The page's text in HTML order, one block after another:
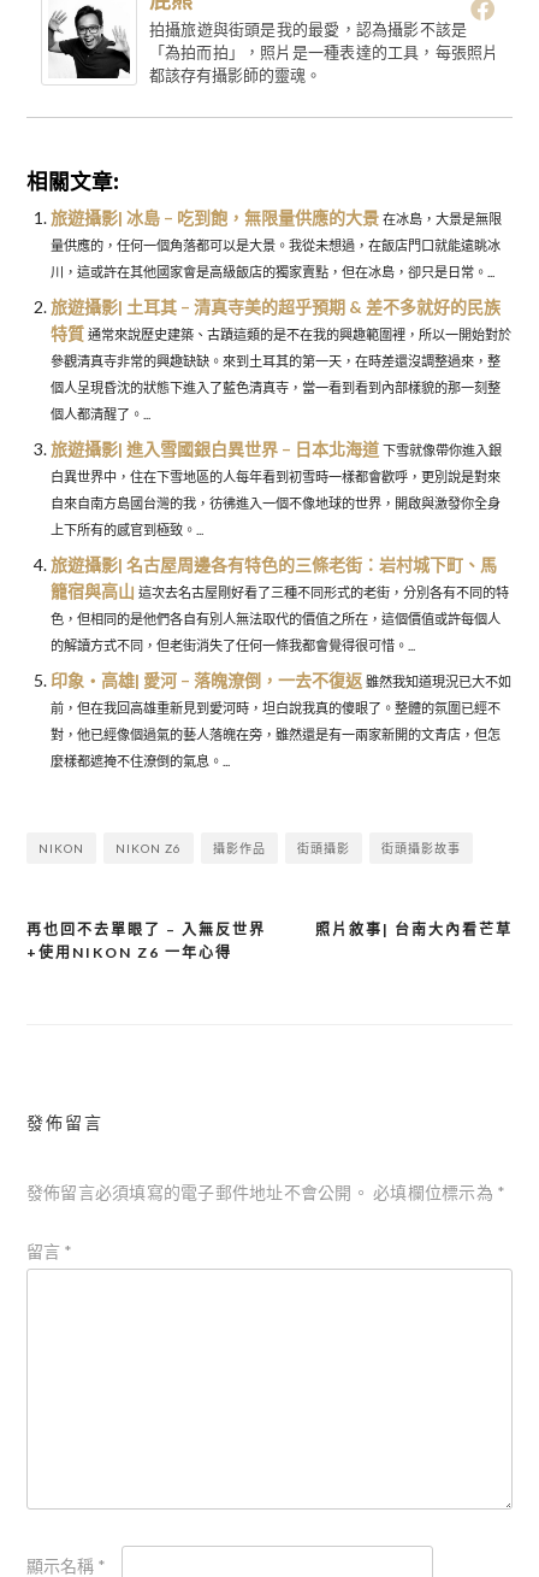
拍攝旅遊與街頭是我的最愛，認為攝影不該是
「為拍而拍」，照片是一種表達的工具，每張照片
都該存有攝影師的靈魂。
相關文章:
旅遊攝影| 冰島 – 吃到飽，無限量供應的大景 在冰島，大景是無限
量供應的，任何一個角落都可以是大景。我從未想過，在飯店門口就能遠眺冰
川，這或許在其他國家會是高級飯店的獨家賣點，但在冰島，卻只是日常。...
旅遊攝影| 土耳其 – 清真寺美的超乎預期 & 差不多就好的民族
特質 通常來說歷史建築、古蹟這類的是不在我的興趣範圍裡，所以一開始對於
參觀清真寺非常的興趣缺缺。來到土耳其的第一天，在時差還沒調整過來，整
個人呈現昏沈的狀態下進入了藍色清真寺，當一看到看到內部樣貌的那一刻整
個人都清醒了。...
旅遊攝影| 進入雪國銀白異世界 – 日本北海道 下雪就像帶你進入銀
白異世界中，住在下雪地區的人每年看到初雪時一樣都會歡呼，更別說是對來
自來自南方島國台灣的我，彷彿進入一個不像地球的世界，開啟與激發你全身
上下所有的感官到極致。...
旅遊攝影| 名古屋周邊各有特色的三條老街：岩村城下町、馬
籠宿與高山 這次去名古屋剛好看了三種不同形式的老街，分別各有不同的特
色，但相同的是他們各自有別人無法取代的價值之所在，這個價值或許每個人
的解讀方式不同，但老街消失了任何一條我都會覺得很可惜。...
印象・高雄| 愛河 – 落魄潦倒，一去不復返 雖然我知道現況已大不如
前，但在我回高雄重新見到愛河時，坦白說我真的傻眼了。整體的氛圍已經不
對，他已經像個過氣的藝人落魄在旁，雖然還是有一兩家新開的文青店，但怎
麼樣都遮掩不住潦倒的氣息。...
NIKON NIKON Z6 攝影作品 街頭攝影 街頭攝影故事
文
照片敘事| 台南大內看芒草
再也回不去單眼了 – 入無反世界
+使用NIKON Z6 一年心得
發佈留言
發佈留言必須填寫的電子郵件地址不會公開。 必填欄位標示為 *
留言 *
顯示名稱 *